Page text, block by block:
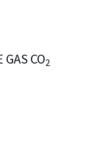
GAS CO2